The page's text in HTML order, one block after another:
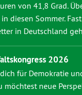
von 41,8 Grad.
diesen Sommer.
in Deutschland
2026
für Demokratie
möchtest neue